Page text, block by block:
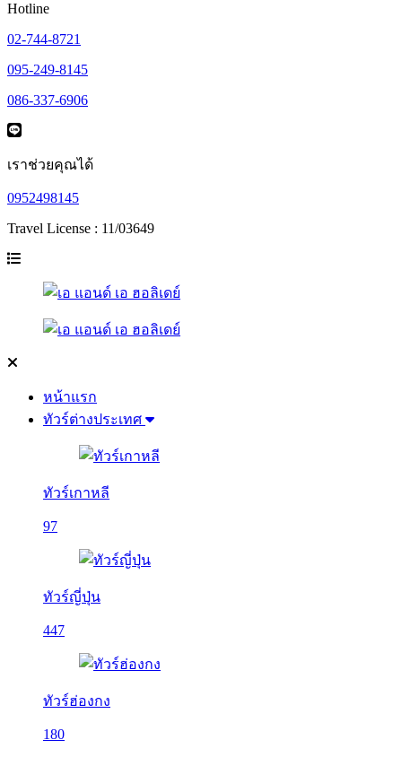
Hotline
02-744-8721
095-249-8145
086-337-6906
เราช่วยคุณได้
0952498145
Travel License : 11/03649
หน้าแรก
ทัวร์ต่างประเทศ
ทัวร์เกาหลี
97
ทัวร์ญี่ปุ่น
447
ทัวร์ฮ่องกง
180